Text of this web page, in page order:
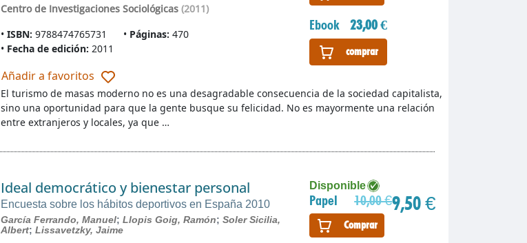
Centro de Investigaciones Sociológicas (2011)
ISBN: 9788474765731 Páginas: 470
Fecha de edición: 2011
Añadir a favoritos
Ebook 23,00 €
comprar
El turismo de masas moderno no es una desagradable consecuencia de la sociedad capitalista,
sino una oportunidad para que la gente busque su felicidad. No es mayormente una relación
entre extranjeros y locales, ya que …
Ideal democrático y bienestar personal
Encuesta sobre los hábitos deportivos en España 2010
García Ferrando, Manuel;Llopis Goig, Ramón;Soler Sicilia,
Albert;Lissavetzky, Jaime
Disponible
Papel 10,00 €9,50 €
Comprar